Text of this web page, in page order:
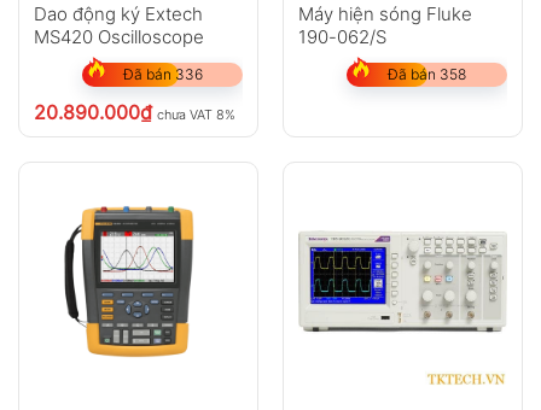
Dao động ký Extech
MS420 Oscilloscope
Đã bán 336
20.890.000₫ chưa VAT 8%
Máy hiện sóng Fluke
190-062/S
Đã bán 358